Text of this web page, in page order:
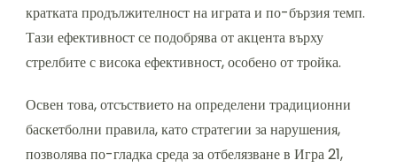
кратката продължителност на играта и по-бързия темп.
Тази ефективност се подобрява от акцента върху
стрелбите с висока ефективност, особено от тройка.
Освен това, отсъствието на определени традиционни
баскетболни правила, като стратегии за нарушения,
позволява по-гладка среда за отбелязване в Игра 21,